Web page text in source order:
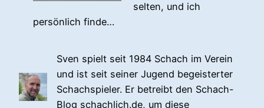
selten, und ich
persönlich finde…
Sven spielt seit 1984 Schach im Verein
und ist seit seiner Jugend begeisterter
Schachspieler. Er betreibt den Schach-
Blog schachlich.de, um diese